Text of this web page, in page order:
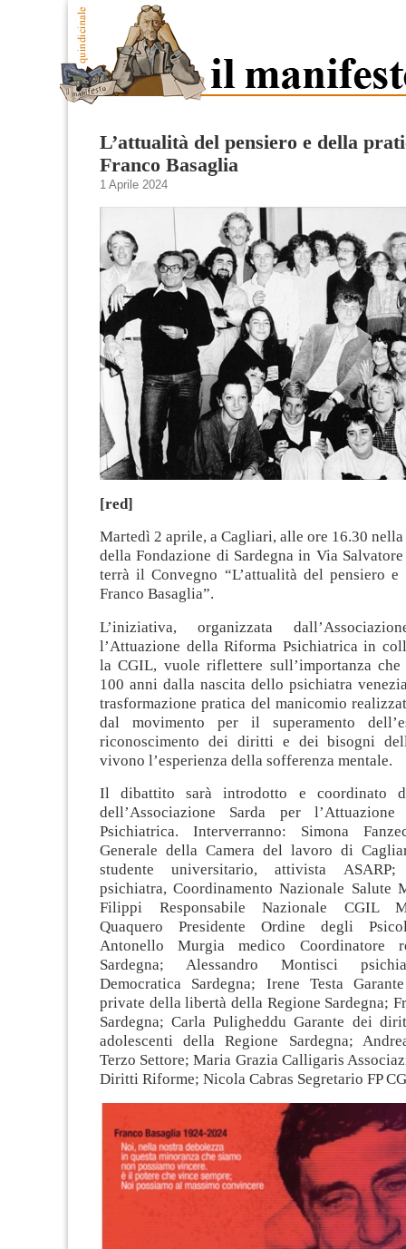
L’attualità del pensiero e della
Franco Basaglia
1 Aprile 2024
[red]
Martedì 2 aprile, a Cagliari, alle ore 16.30 nella
della Fondazione di Sardegna in Via
terrà il Convegno “L’attualità del pensiero
Franco Basaglia”.
L’iniziativa, organizzata
l’Attuazione della Riforma Psichiatrica in
la CGIL, vuole riflettere sull’importanza che
100 anni dalla nascita dello psichiatra
trasformazione pratica del manicomio
dal movimento per il superamento
riconoscimento dei diritti e dei bisogni
vivono l’esperienza della sofferenza mentale.
Il dibattito sarà introdotto e coordinato
dell’Associazione Sarda per
Psichiatrica. Interverranno: Simona
Generale della Camera del lavoro di
studente universitario, attivista
psichiatra, Coordinamento Nazionale Salute
Filippi Responsabile Nazionale CGIL
Quaquero Presidente Ordine degli
Antonello Murgia medico Coordinatore
Sardegna; Alessandro Montisci
Democratica Sardegna; Irene Testa
private della libertà della Regione Sardegna;
Sardegna; Carla Puligheddu Garante dei
adolescenti della Regione Sardegna;
Terzo Settore; Maria Grazia Calligaris
Diritti Riforme; Nicola Cabras Segretario FP